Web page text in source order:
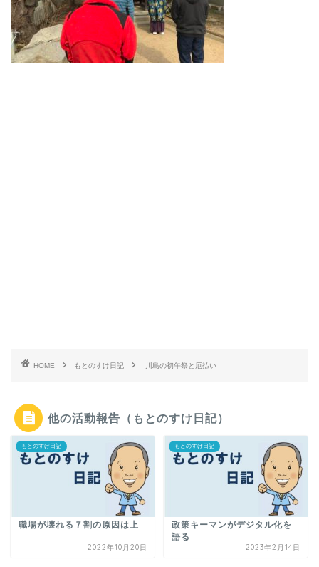
HOME もとのすけ日記 川島の初午祭と厄払い
他の活動報告（もとのすけ日記）
もとのすけ日記
職場が壊れる７割の原因は上
2022年10月20日
もとのすけ日記
政策キーマンがデジタル化を
語る
2023年2月14日